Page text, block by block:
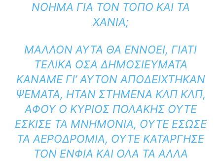
ΌΗΜΑ ΓΙΑ ΤΟΝ ΤΌΠΟ ΚΑΙ ΤΑ Χ
ΑΝΙΆ;
ΜΆΛΛΟΝ ΑΥΤΆ ΘΑ ΕΝΝΟΕΊ, ΓΙΑΤΊ
ΤΕΛΙΚΆ ΌΣΑ ΔΗΜΟΣΙΕΎΜΑΤΑ
ΚΆΝΑΜΕ ΓΙ’ ΑΥΤΌΝ ΑΠΟΔΕΊΧΤΗΚΑΝ
ΨΈΜΑΤΑ, ΉΤΑΝ ΣΤΗΜΈΝΑ ΚΛΠ ΚΛΠ,
ΑΦΟΎ Ο ΚΎΡΙΟΣ ΠΟΛΆΚΗΣ ΟΎΤΕ
ΈΣΚΙΣΕ ΤΑ ΜΝΗΜΌΝΙΑ, ΟΎΤΕ ΈΣΩΣΕ
ΤΑ ΑΕΡΟΔΡΌΜΙΑ, ΟΎΤΕ ΚΑΤΆΡΓΗΣΕ
ΤΟΝ ΕΝΦΙΑ ΚΑΙ ΌΛΑ ΤΑ ΆΛΛΑ